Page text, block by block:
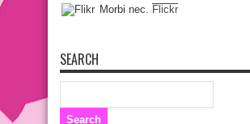
Morbi nec. Flickr
SEARCH